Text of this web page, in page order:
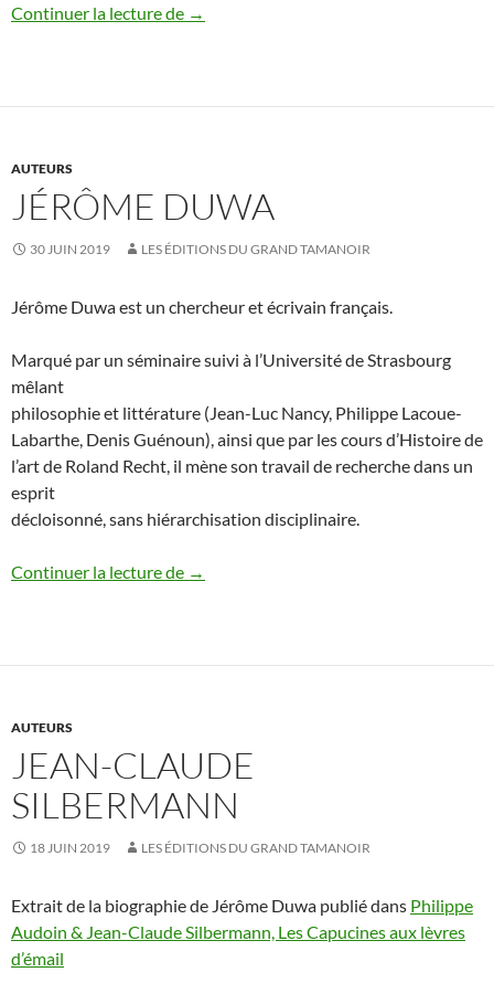
Continuer la lecture de Les Capucines aux lèvres d’émail publié
→
AUTEURS
JÉRÔME DUWA
30 JUIN 2019 LES ÉDITIONS DU GRAND TAMANOIR
Jérôme Duwa est un chercheur et écrivain français.
Marqué par un séminaire suivi à l’Université de Strasbourg
mêlant
philosophie et littérature (Jean-Luc Nancy, Philippe Lacoue-
Labarthe, Denis Guénoun), ainsi que par les cours d’Histoire de
l’art de Roland Recht, il mène son travail de recherche dans un
esprit
décloisonné, sans hiérarchisation disciplinaire.
Continuer la lecture de Jérôme Duwa
→
AUTEURS
JEAN-CLAUDE
SILBERMANN
18 JUIN 2019 LES ÉDITIONS DU GRAND TAMANOIR
Extrait de la biographie de Jérôme Duwa publié dans Philippe
Audoin & Jean-Claude Silbermann, Les Capucines aux lèvres
d’émail